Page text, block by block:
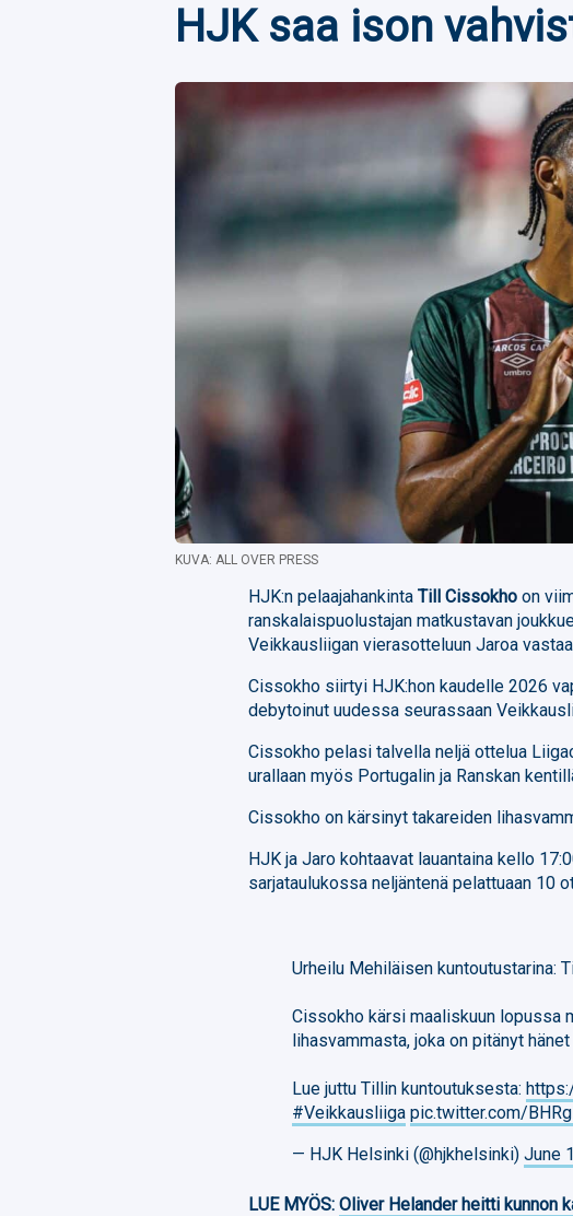
HJK saa ison
KUVA: ALL OVER PRESS
HJK:n pelaajahankintaTill Cissokho on
ranskalaispuolustajan matkustavan
Veikkausliigan vierasotteluun Jaroa
Cissokho siirtyi HJK:hon kaudelle 2026
debytoinut uudessa seurassaan
Cissokho pelasi talvella neljä ottelua
urallaan myös Portugalin ja Ranskan
Cissokho on kärsinyt takareiden
HJK ja Jaro kohtaavat lauantaina kello
sarjataulukossa neljäntenä pelattuaan 10
Urheilu Mehiläisen kuntoutustarina:
Cissokho kärsi maaliskuun lopussa
lihasvammasta, joka on pitänyt
Lue juttu Tillin kuntoutuksesta:
#Veikkausliiga pic.twitter.com/
— HJK Helsinki (@hjkhelsinki)June
LUE MYÖS:Oliver Helander heitti kunnon